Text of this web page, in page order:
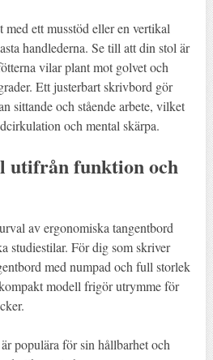
ett musstöd eller en vertikal
handlederna. Se till att din stol är
vilar plant mot golvet och
Ett justerbart skrivbord gör
sittande och stående arbete, vilket
och mental skärpa.
utifrån funktion och
av ergonomiska tangentbord
studiestilar. För dig som skriver
med numpad och full storlek
modell frigör utrymme för
populära för sin hållbarhet och